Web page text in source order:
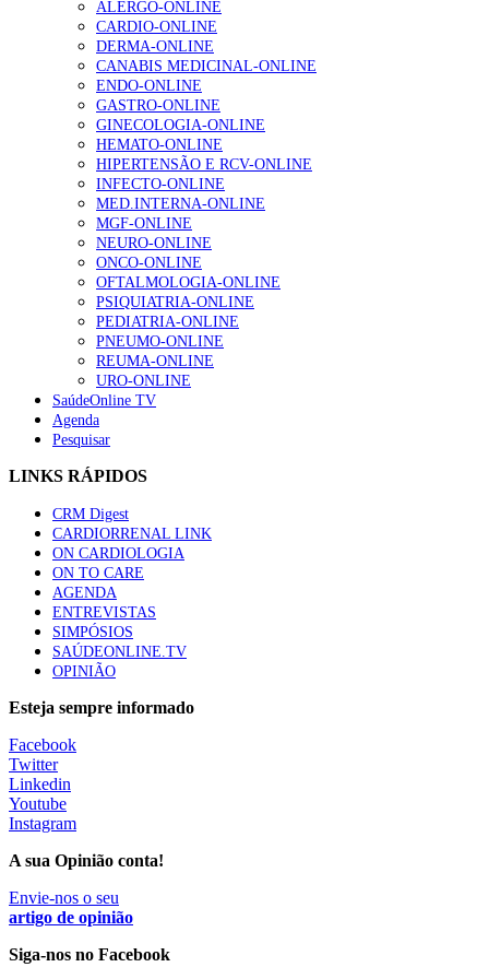
gesto conta e cada profissional faz a diferença”
202 visualizações
Alguns milhares de utentes podem ficar sem médico de
família com nova regras do registo, alerta associação
155 visualizações
1.º Episódio do Podcast “Frequência Cardio – Sintoniza-
te na Insuficiência Cardíaca” da Bayer
99 visualizações
“Os programas de rastreio do cancro do pulmão são
custo-efetivos e representam um investimento
sustentável para os sistemas de saúde”
88 visualizações
Quase quatro em cada dez doentes com enfarte
86 visualizações
Trodelvy aprovado para primeira linha no cancro da
mama triplo negativo metastático em doentes não
elegíveis para inibidores PD-(L)1
61 visualizações
MAIS NOTÍCIAS
Enfermeiros exigem esclarecimentos sobre eventual gestão
privada da ULS do Algarve
7 Ago, 2026
Estudantes de Medicina representados na 79.ª World Health
Assembly
6 Ago, 2026 0 Comments
ALERGO-ONLINE
CARDIO-ONLINE
DERMA-ONLINE
CANABIS MEDICINAL-ONLINE
ENDO-ONLINE
GASTRO-ONLINE
GINECOLOGIA-ONLINE
HEMATO-ONLINE
HIPERTENSÃO E RCV-ONLINE
INFECTO-ONLINE
MED.INTERNA-ONLINE
MGF-ONLINE
NEURO-ONLINE
ONCO-ONLINE
OFTALMOLOGIA-ONLINE
PSIQUIATRIA-ONLINE
PEDIATRIA-ONLINE
PNEUMO-ONLINE
REUMA-ONLINE
URO-ONLINE
SaúdeOnline TV
Agenda
Pesquisar
LINKS RÁPIDOS
CRM Digest
CARDIORRENAL LINK
ON CARDIOLOGIA
ON TO CARE
AGENDA
ENTREVISTAS
SIMPÓSIOS
SAÚDEONLINE.TV
OPINIÃO
Esteja sempre informado
Facebook
Twitter
Linkedin
Youtube
Instagram
A sua Opinião conta!
Envie-nos o seu
artigo de opinião
Siga-nos no Facebook